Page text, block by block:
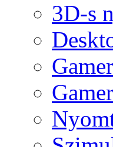
3D-s